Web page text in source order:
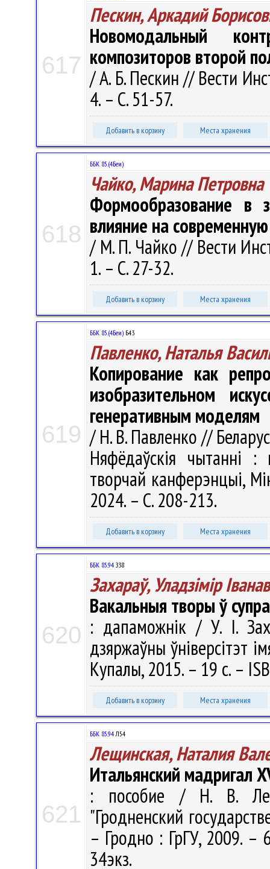
617
Пескин, Аркадий
Новомодальный
композиторов второй
/ А. Б. Пескин // Вести
4. – С. 51-57.
Добавить в корзину Места хранения
618
ББК 85.(4Беи)
Чайко, Марина Петровна
Формообразование в
влияние на
/ М. П. Чайко // Вести
1. – С. 27-32.
Добавить в корзину Места хранения
619
ББК 85.(4Беи) Б43
Павленко, Наталья
Копирование как
изобразительном
генеративным моделям
/ Н. В. Павленко //
Няфёдаўскія чытанні :
творчай канферэнцыі,
2024. – С. 208-213.
Добавить в корзину Места хранения
620
ББК 85.94 З38
Захараў, Уладзімір
Вакальныя творы ў
: дапаможнік / У. І.
дзяржаўны ўніверсітэт
Купалы, 2015. – 19 с. –
Добавить в корзину Места хранения
621
ББК 85.94Л54
Лещинская, Наталия
Итальянский мадригал
: пособие / Н. В.
"Гродненский
– Гродно : ГрГУ, 2009. –
34экз.